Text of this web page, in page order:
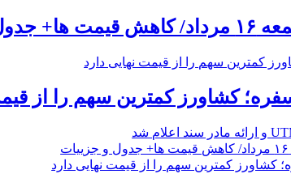
جزییات
کشاورز کمترین سهم را از
کشاورز کمترین سهم را از قیمت نهایی دارد